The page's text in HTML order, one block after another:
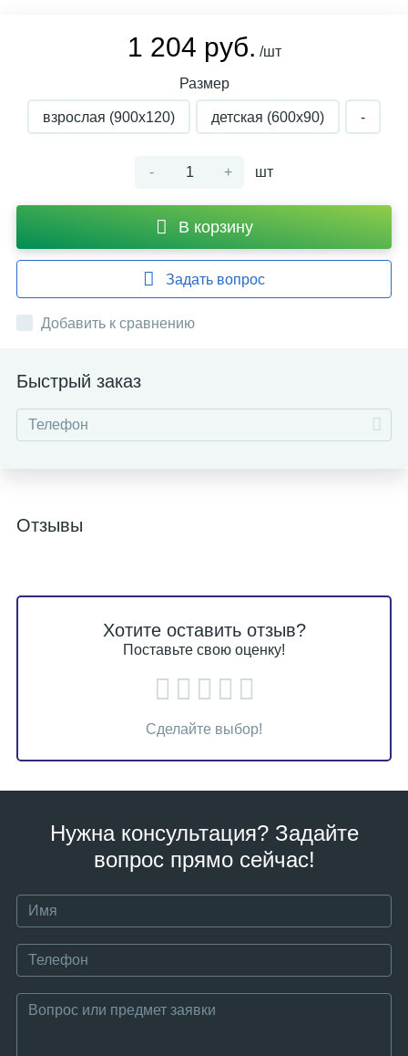
1 204 руб. /шт
Размер
взрослая (900х120) детская (600х90) -
- + шт
В корзину
Задать вопрос
Добавить к сравнению
Быстрый заказ
Отзывы
Хотите оставить отзыв?
Поставьте свою оценку!
Сделайте выбор!
Нужна консультация? Задайте
вопрос прямо сейчас!